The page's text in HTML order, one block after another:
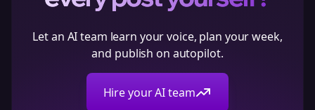
Let an AI team learn your voice, plan your week,
and publish on autopilot.
Hire your AI team